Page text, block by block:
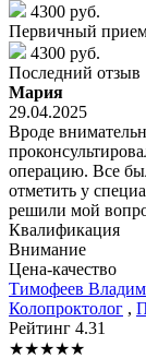
4300 руб.
Первичный
4300 руб.
Последний отзыв
Мария
29.04.2025
Вроде
операцию. Все
отметить у
решили мой
Квалификация
Внимание
Цена-качество
Тимофеев
Колопроктолог ,
Рейтинг 4.31
★★★★★